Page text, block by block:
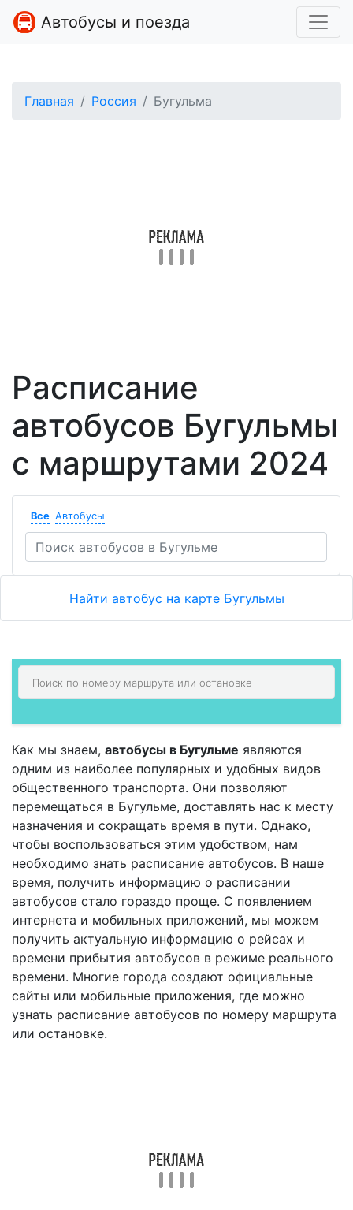
Автобусы и поезда
Главная Россия Бугульма
Расписание
автобусов Бугульмы
с маршрутами 2024
Все Автобусы
Найти автобус на карте Бугульмы
Как мы знаем, автобусы в Бугульме являются
одним из наиболее популярных и удобных видов
общественного транспорта. Они позволяют
перемещаться в Бугульме, доставлять нас к месту
назначения и сокращать время в пути. Однако,
чтобы воспользоваться этим удобством, нам
необходимо знать расписание автобусов. В наше
время, получить информацию о расписании
автобусов стало гораздо проще. С появлением
интернета и мобильных приложений, мы можем
получить актуальную информацию о рейсах и
времени прибытия автобусов в режиме реального
времени. Многие города создают официальные
сайты или мобильные приложения, где можно
узнать расписание автобусов по номеру маршрута
или остановке.